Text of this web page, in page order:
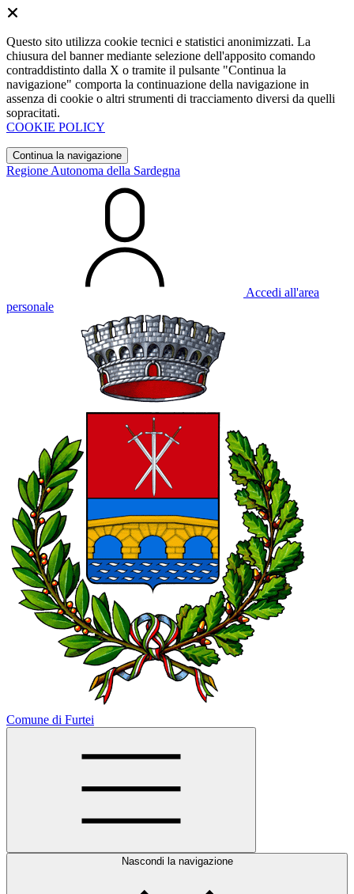
Questo sito utilizza cookie tecnici e statistici anonimizzati. La
chiusura del banner mediante selezione dell'apposito comando
contraddistinto dalla X o tramite il pulsante "Continua la
navigazione" comporta la continuazione della navigazione in
assenza di cookie o altri strumenti di tracciamento diversi da quelli
sopracitati.
COOKIE POLICY
Continua la navigazione
Regione Autonoma della Sardegna
Accedi all'area
personale
Comune di Furtei
Nascondi la navigazione